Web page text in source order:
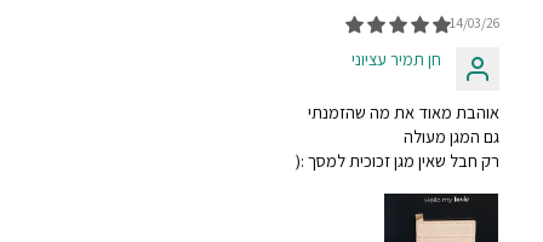
14/03/26
חן תמיר עציוני
אוהבת מאוד את מה שהזמנתי
גם המגן מעולה
רק חבל שאין מגן זכוכית למסך :(